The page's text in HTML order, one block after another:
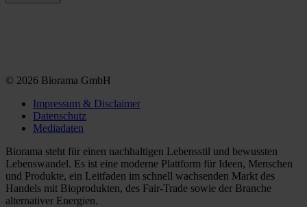
© 2026 Biorama GmbH
Impressum & Disclaimer
Datenschutz
Mediadaten
Biorama steht für einen nachhaltigen Lebensstil und bewussten
Lebenswandel. Es ist eine moderne Plattform für Ideen, Menschen
und Produkte, ein Leitfaden im schnell wachsenden Markt des
Handels mit Bioprodukten, des Fair-Trade sowie der Branche
alternativer Energien.